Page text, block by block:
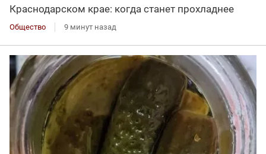
Краснодарском крае: когда станет прохладнее
Общество 9 минут назад